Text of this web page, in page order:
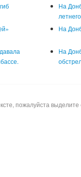
На
На
На
пожалуйста